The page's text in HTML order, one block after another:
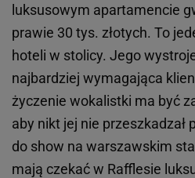
luksusowym apartamencie
prawie 30 tys. złotych. To
hoteli w stolicy. Jego
najbardziej wymagająca
życzenie wokalistki ma być
aby nikt jej nie przeszkadzał
do show na warszawskim
mają czekać w Rafflesie